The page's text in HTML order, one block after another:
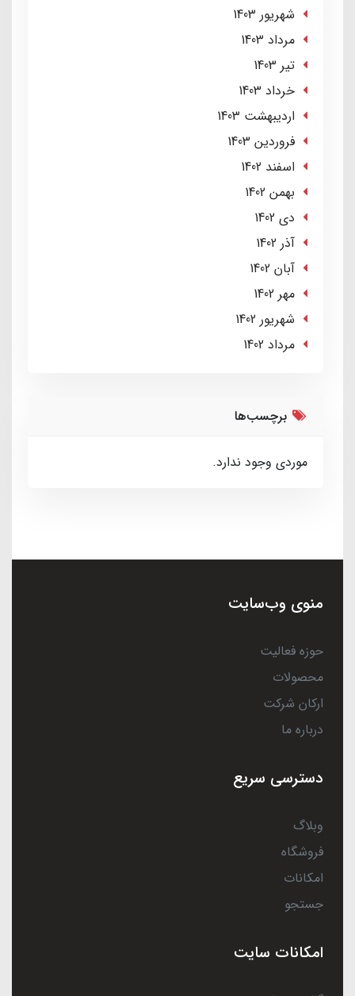
شهریور 1403
مرداد 1403
تير 1403
خرداد 1403
ارديبهشت 1403
فروردین 1403
اسفند 1402
بهمن 1402
دی 1402
آذر 1402
آبان 1402
مهر 1402
شهریور 1402
مرداد 1402
برچسب‌ها
موردی وجود ندارد.
منوی وب‌سایت
حوزه فعالیت
محصولات
ارکان شرکت
درباره ما
دسترسی سریع
وبلاگ
فروشگاه
امکانات
جستجو
امکانات سایت